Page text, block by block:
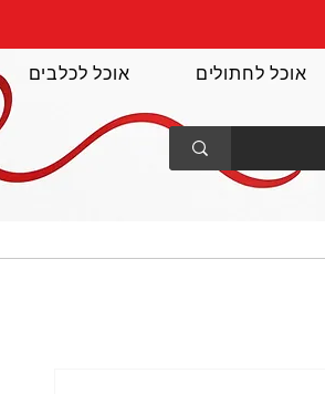
אוכל לכלבים אוכל לחתולים